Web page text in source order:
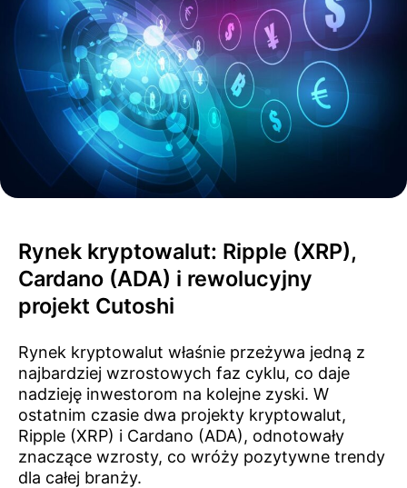
Rynek kryptowalut: Ripple (XRP),
Cardano (ADA) i rewolucyjny
projekt Cutoshi
Rynek kryptowalut właśnie przeżywa jedną z
najbardziej wzrostowych faz cyklu, co daje
nadzieję inwestorom na kolejne zyski. W
ostatnim czasie dwa projekty kryptowalut,
Ripple (XRP) i Cardano (ADA), odnotowały
znaczące wzrosty, co wróży pozytywne trendy
dla całej branży.